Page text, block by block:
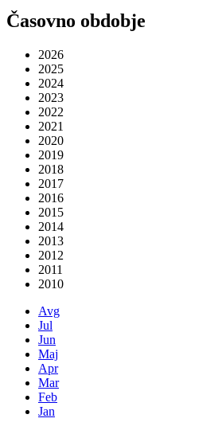
Časovno obdobje
2026
2025
2024
2023
2022
2021
2020
2019
2018
2017
2016
2015
2014
2013
2012
2011
2010
Avg
Jul
Jun
Maj
Apr
Mar
Feb
Jan